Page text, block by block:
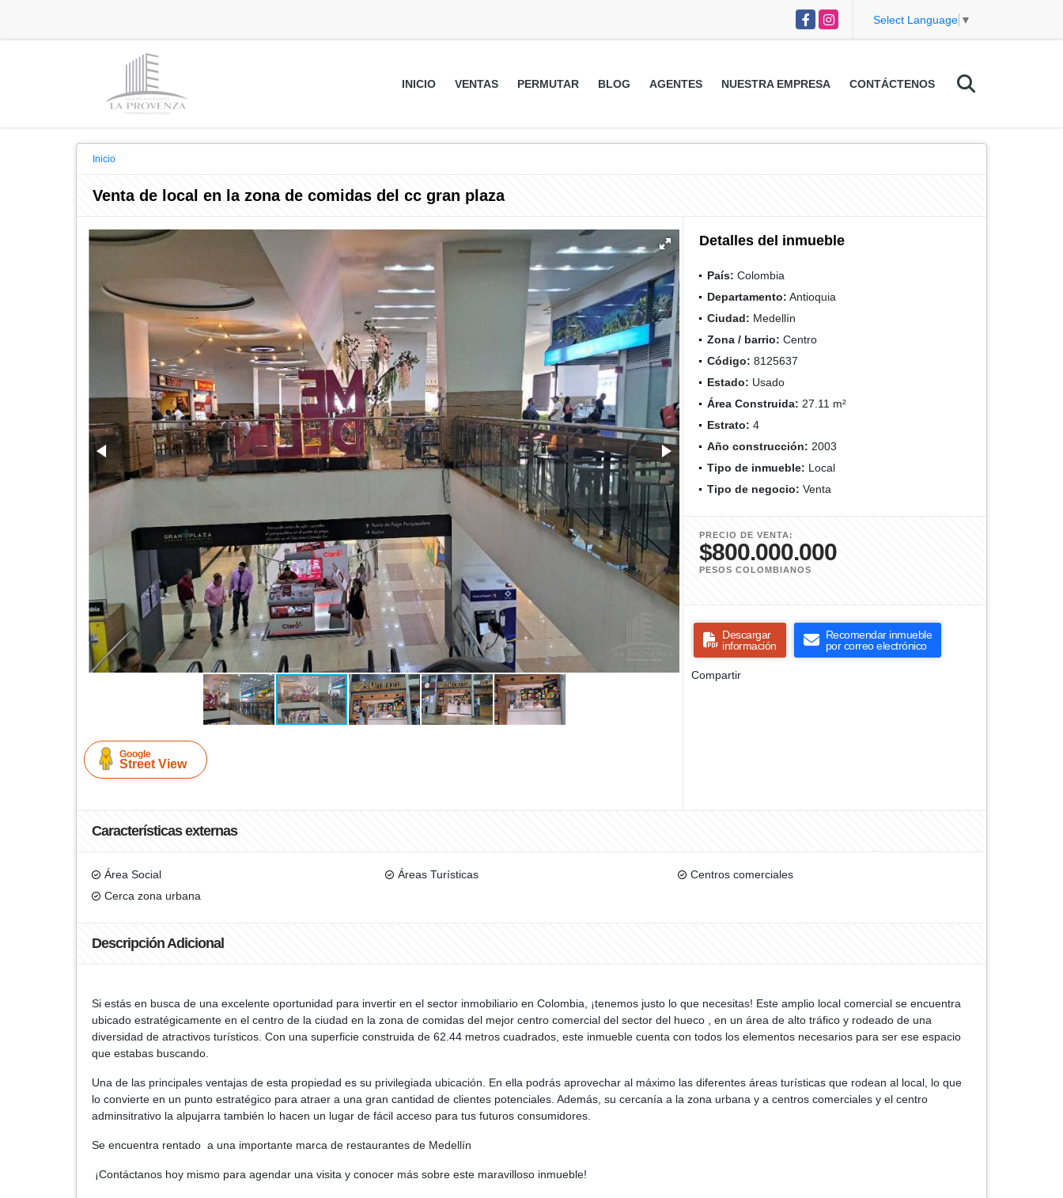
FacebookInstagram Select Language ▼
INICIO VENTAS PERMUTAR BLOG AGENTES NUESTRA EMPRESA CONTÁCTENOS
Inicio
Venta de local en la zona de comidas del cc gran plaza
Google
Street View
Detalles del inmueble
País: Colombia
Departamento: Antioquia
Ciudad: Medellín
Zona / barrio: Centro
Código: 8125637
Estado: Usado
Área Construida: 27.11 m²
Estrato: 4
Año construcción: 2003
Tipo de inmueble: Local
Tipo de negocio: Venta
PRECIO DE VENTA:
$800.000.000
PESOS COLOMBIANOS
Descargar
información
Recomendar inmueble
por correo electrónico
Compartir
Características externas
Área Social Áreas Turísticas
Centros comerciales
Cerca zona urbana
Descripción Adicional
Si estás en busca de una excelente oportunidad para invertir en el sector inmobiliario en Colombia, ¡tenemos justo lo que necesitas! Este amplio local comercial se encuentra
ubicado estratégicamente en el centro de la ciudad en la zona de comidas del mejor centro comercial del sector del hueco , en un área de alto tráfico y rodeado de una
diversidad de atractivos turísticos. Con una superficie construida de 62.44 metros cuadrados, este inmueble cuenta con todos los elementos necesarios para ser ese espacio
que estabas buscando.
Una de las principales ventajas de esta propiedad es su privilegiada ubicación. En ella podrás aprovechar al máximo las diferentes áreas turísticas que rodean al local, lo que
lo convierte en un punto estratégico para atraer a una gran cantidad de clientes potenciales. Además, su cercanía a la zona urbana y a centros comerciales y el centro
adminsitrativo la alpujarra también lo hacen un lugar de fácil acceso para tus futuros consumidores.
Se encuentra rentado a una importante marca de restaurantes de Medellín
¡Contáctanos hoy mismo para agendar una visita y conocer más sobre este maravilloso inmueble!